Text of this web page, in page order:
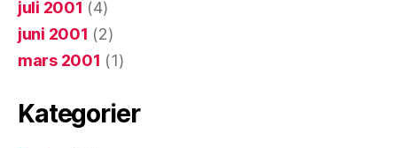
juli 2001 (4)
juni 2001 (2)
mars 2001 (1)
Kategorier